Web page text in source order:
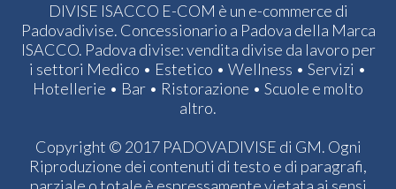
DIVISE ISACCO E-COM è un e-commerce di
Padovadivise. Concessionario a Padova della Marca
ISACCO. Padova divise: vendita divise da lavoro per
i settori Medico • Estetico • Wellness • Servizi •
Hotellerie • Bar • Ristorazione • Scuole e molto
altro.
Copyright © 2017 PADOVADIVISE di GM. Ogni
Riproduzione dei contenuti di testo e di paragrafi,